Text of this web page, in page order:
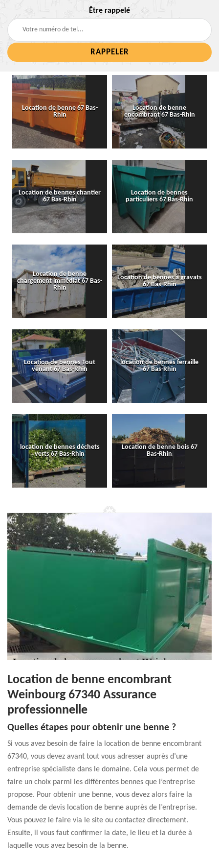
Être rappelé
Location de benne 67 Bas-
Rhin
Location de benne
encombrant 67 Bas-Rhin
Location de bennes chantier
67 Bas-Rhin
Location de bennes
particuliers 67 Bas-Rhin
Location de benne
chargement immédiat 67 Bas-
Rhin
Location de bennes à gravats
67 Bas-Rhin
Location de bennes Tout
venant 67 Bas-Rhin
location de bennes ferraille
67 Bas-Rhin
location de bennes déchets
verts 67 Bas-Rhin
Location de benne bois 67
Bas-Rhin
Location de benne encombrant
Weinbourg 67340 Assurance
professionnelle
Quelles étapes pour obtenir une benne ?
Si vous avez besoin de faire la location de benne encombrant
67340, vous devez avant tout vous adresser auprès d’une
entreprise spécialiste dans le domaine. Cela vous permet de
faire un choix parmi les différentes bennes que l’entreprise
propose. Pour obtenir une benne, vous devez alors faire la
demande de devis location de benne auprès de l’entreprise.
Vous pouvez le faire via le site ou contactez directement.
Ensuite, il vous faut confirmer la date, le lieu et la durée à
laquelle vous avez besoin de la benne.